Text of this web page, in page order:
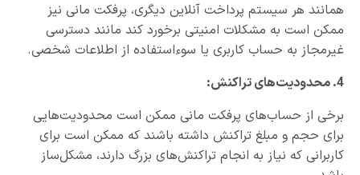
همانند هر سیستم پرداخت آنلاین دیگری، پرفکت مانی نیز
ممکن است به مشکلات امنیتی برخورد کند مانند دسترسی
غیرمجاز به حساب کاربری یا سوءاستفاده از اطلاعات شخصی.
4. محدودیت‌های تراکنش:
برخی از حساب‌های پرفکت مانی ممکن است محدودیت‌هایی
برای حجم و مبلغ تراکنش داشته باشند که ممکن است برای
کاربرانی که نیاز به انجام تراکنش‌های بزرگ دارند، مشکل‌ساز